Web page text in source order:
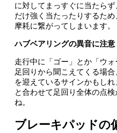
に対してまっすぐに当たら
だけ強く当たったりするた
摩耗に繋がってしまいます。
ハブベアリングの異音に注意
走行中に「ゴー」とか「ウ
足回りから聞こえてくる場
を迎えているサインかもし
と合わせて足回り全体の点
ね。
ブレーキパッドの